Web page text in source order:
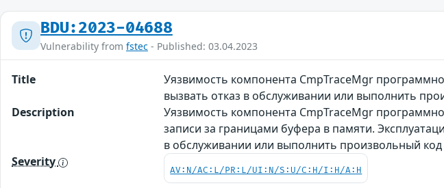
BDU:2023-04688
Vulnerability from fstec - Published: 03.04.2023
Title
Уязвимость компонента CmpTraceMgr
вызвать отказ в обслуживании или выполнить
Description
Уязвимость компонента CmpTraceMgr
записи за границами буфера в памяти.
в обслуживании или выполнить произвольный код
Severity
AV:N/AC:L/PR:L/UI:N/S:U/C:H/I:H/A:H